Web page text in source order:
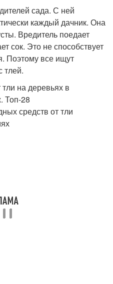
сада. С ней
каждый дачник. Она
Вредитель поедает
сок. Это не способствует
Поэтому все ищут
тлей.